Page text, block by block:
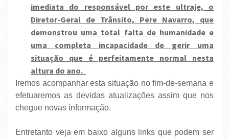
imediata do responsável por este ultraje, o
Diretor-Geral de Trânsito, Pere Navarro, que
demonstrou uma total falta de humanidade e
uma completa incapacidade de gerir uma
situação que é perfeitamente normal nesta
altura do ano.
Iremos acompanhar esta situação no fim-de-semana e
efetuaremos as devidas atualizações assim que nos
chegue novas informação.
Entretanto veja em baixo alguns links que podem ser